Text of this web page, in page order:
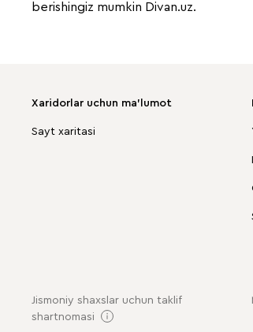
berishingiz mumkin Divan.uz.
Xaridorlar uchun ma'lumot
Sayt xaritasi
Jismoniy shaxslar uchun taklif
shartnomasi